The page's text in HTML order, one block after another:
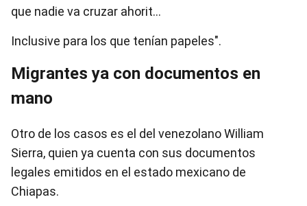
que nadie va cruzar ahorit…
Inclusive para los que tenían papeles".
Migrantes ya con documentos en
mano
Otro de los casos es el del venezolano William
Sierra, quien ya cuenta con sus documentos
legales emitidos en el estado mexicano de
Chiapas.